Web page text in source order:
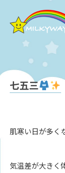
七五三
肌寒い日が多く
気温差が大きく